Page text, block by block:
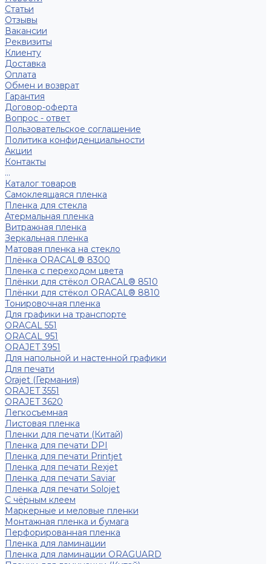
Статьи
Отзывы
Вакансии
Реквизиты
Клиенту
Доставка
Оплата
Обмен и возврат
Гарантия
Договор-оферта
Вопрос - ответ
Пользовательское соглашение
Политика конфиденциальности
Акции
Контакты
...
Каталог товаров
Самоклеящаяся пленка
Пленка для стекла
Атермальная пленка
Витражная пленка
Зеркальная пленка
Матовая пленка на стекло
Плёнка ORACAL® 8300
Пленка с переходом цвета
Плёнки для стёкол ORACAL® 8510
Плёнки для стёкол ORACAL® 8810
Тонировочная пленка
Для графики на транспорте
ORACAL 551
ORACAL 951
ORAJET 3951
Для напольной и настенной графики
Для печати
Orajet (Германия)
ORAJET 3551
ORAJET 3620
Легкосъемная
Листовая пленка
Пленки для печати (Китай)
Пленка для печати DPI
Пленка для печати Printjet
Пленка для печати Rexjet
Пленка для печати Saviar
Пленка для печати Solojet
С чёрным клеем
Маркерные и меловые пленки
Монтажная пленка и бумага
Перфорированная пленка
Пленка для ламинации
Пленка для ламинации ORAGUARD